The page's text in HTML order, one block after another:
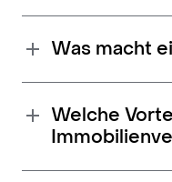
Was macht
Welche